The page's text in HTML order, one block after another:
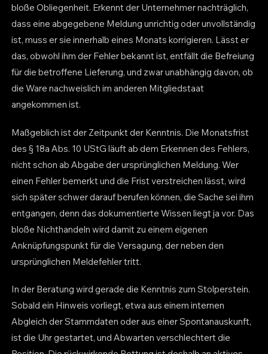
bloße Obliegenheit. Erkennt der Unternehmer nachträglich,
dass eine abgegebene Meldung unrichtig oder unvollständig
ist, muss er sie innerhalb eines Monats korrigieren. Lässt er
das, obwohl ihm der Fehler bekannt ist, entfällt die Befreiung
für die betroffene Lieferung, und zwar unabhängig davon, ob
die Ware nachweislich im anderen Mitgliedstaat
angekommen ist.
Maßgeblich ist der Zeitpunkt der Kenntnis. Die Monatsfrist
des § 18a Abs. 10 UStG läuft ab dem Erkennen des Fehlers,
nicht schon ab Abgabe der ursprünglichen Meldung. Wer
einen Fehler bemerkt und die Frist verstreichen lässt, wird
sich später schwer darauf berufen können, die Sache sei ihm
entgangen, denn das dokumentierte Wissen liegt ja vor. Das
bloße Nichthandeln wird damit zu einem eigenen
Anknüpfungspunkt für die Versagung, der neben den
ursprünglichen Meldefehler tritt.
In der Beratung wird gerade die Kenntnis zum Stolperstein.
Sobald ein Hinweis vorliegt, etwa aus einem internen
Abgleich der Stammdaten oder aus einer Spontanauskunft,
ist die Uhr gestartet, und Abwarten verschlechtert die